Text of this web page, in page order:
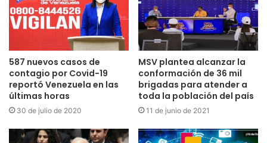
587 nuevos casos de
contagio por Covid-19
reportó Venezuela en las
últimas horas
30 de julio de 2020
MSV plantea alcanzar la
conformación de 36 mil
brigadas para atender a
toda la población del país
11 de junio de 2021